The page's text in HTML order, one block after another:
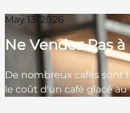
May 13, 2026
Ne Vendez Pas
De nombreux cafés sont
le coût d'un café glacé